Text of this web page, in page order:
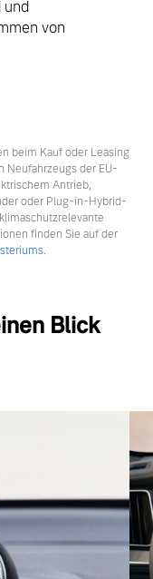
und
von
beim Kauf oder Leasing
Neufahrzeugs der EU-
Antrieb,
oder Plug-in-Hybrid-
finden Sie auf der
Blick